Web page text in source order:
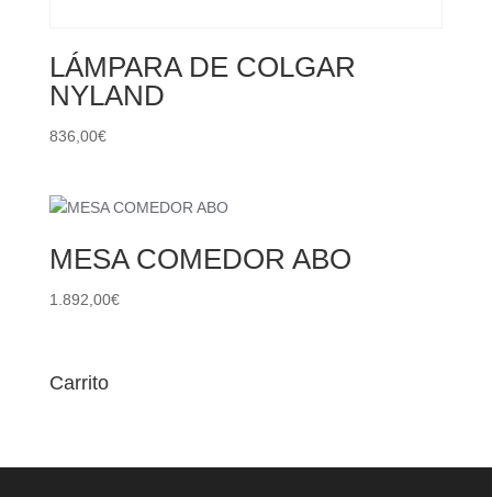
LÁMPARA DE COLGAR
NYLAND
836,00€
MESA COMEDOR ABO
1.892,00€
Carrito